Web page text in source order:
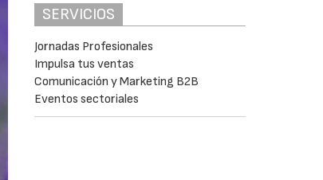
SERVICIOS
Jornadas Profesionales
Impulsa tus ventas
Comunicación y Marketing B2B
Eventos sectoriales